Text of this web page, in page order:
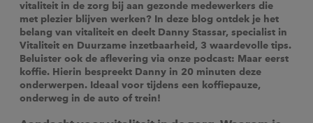
vitaliteit in de zorg bij aan gezonde medewerkers die
met plezier blijven werken? In deze blog ontdek je het
belang van vitaliteit en deelt Danny Stassar, specialist in
Vitaliteit en Duurzame inzetbaarheid, 3 waardevolle tips.
Beluister ook de aflevering via onze podcast: Maar eerst
koffie. Hierin bespreekt Danny in 20 minuten deze
onderwerpen. Ideaal voor tijdens een koffiepauze,
onderweg in de auto of trein!